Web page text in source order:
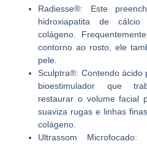
Radiesse®: Este
hidroxiapatita de
colágeno.
contorno ao rosto, ele
pele.
Sculptra®: Contendo ácido
bioestimulador que
restaurar o volume facial
suaviza rugas e linhas
colágeno.
Ultrassom Microfocado: